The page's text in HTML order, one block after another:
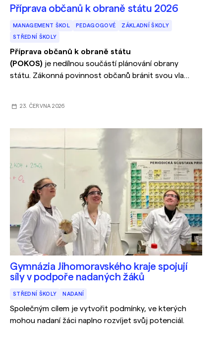
Příprava občanů k obraně státu 2026
MANAGEMENT ŠKOL PEDAGOGOVÉ ZÁKLADNÍ ŠKOLY
STŘEDNÍ ŠKOLY
Příprava občanů k obraně státu
(POKOS) je nedílnou součástí plánování obrany
státu. Zákonná povinnost občanů bránit svou vlast
občanů k obraně státu je jedním z předpokladů
23. ČERVNA 2026
Gymnázia Jihomoravského kraje spojují
síly v podpoře nadaných žáků
STŘEDNÍ ŠKOLY NADANÍ
Společným cílem je vytvořit podmínky, ve kterých
mohou nadaní žáci naplno rozvíjet svůj potenciál.